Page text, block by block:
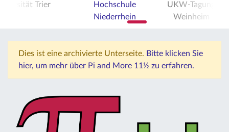
Trier
Hochschule
Niederrhein
UKW-Tagung
Weinheim
Dies ist eine archivierte Unterseite. Bitte klicken Sie
hier, um mehr über Pi and More 11½ zu erfahren.